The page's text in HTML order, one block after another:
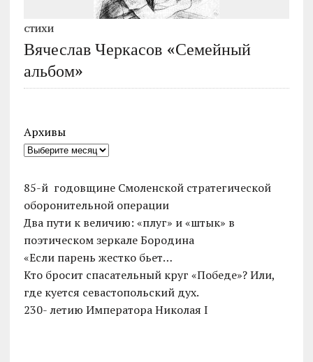
СТИХИ
Вячеслав Черкасов «Семейный
альбом»
Архивы
85-й годовщине Смоленской стратегической
оборонительной операции
Два пути к величию: «плуг» и «штык» в
поэтическом зеркале Бородина
«Если парень жестко бьет…
Кто бросит спасательный круг «Победе»? Или,
где куется севастопольский дух.
230- летию Императора Николая I